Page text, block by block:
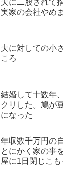
夫に二股されて
実家の会社やめ
夫に対しての小
ころ
結婚して十数年
クリした。鳩が
になった
年収数千万円の
とにかく家の事
屋に1日閉じこ